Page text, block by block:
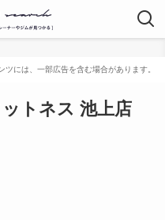
トネス 池上店